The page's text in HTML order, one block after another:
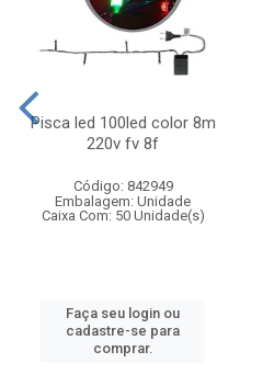
Pisca led 100led color 8m
220v fv 8f
Código: 842949
Embalagem: Unidade
Caixa Com: 50 Unidade(s)
Faça seu login ou
cadastre-se para
comprar.